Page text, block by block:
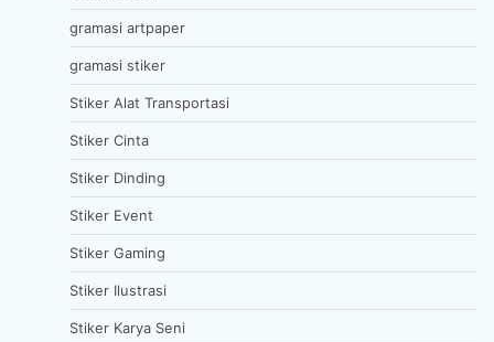
gramasi artpaper
gramasi stiker
Stiker Alat Transportasi
Stiker Cinta
Stiker Dinding
Stiker Event
Stiker Gaming
Stiker Ilustrasi
Stiker Karya Seni